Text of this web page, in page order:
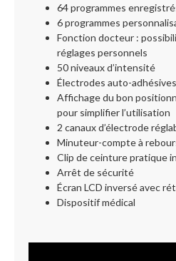
64 programmes
6 programmes
Fonction docteur :
réglages personnels
50 niveaux d’intensité
Électrodes auto-
Affichage du bon
pour simplifier l’utilisation
2 canaux d’électrode
Minuteur-compte à
Clip de ceinture pratique
Arrêt de sécurité
Écran LCD inversé avec
Dispositif médical